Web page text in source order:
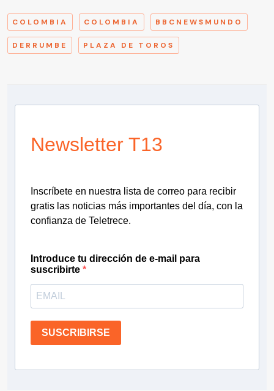
COLOMBIA COLOMBIA BBCNEWSMUNDO
DERRUMBE PLAZA DE TOROS
Newsletter T13
Inscríbete en nuestra lista de correo para recibir
gratis las noticias más importantes del día, con la
confianza de Teletrece.
Introduce tu dirección de e-mail para
suscribirte
SUSCRIBIRSE